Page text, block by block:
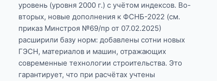
уровень (уровня 2000 г.) с учётом индексов. Во-
вторых, новые дополнения к ФСНБ-2022 (см.
приказ Минстроя №69/пр от 07.02.2025)
расширили базу норм: добавлены сотни новых
ГЭСН, материалов и машин, отражающих
современные технологии строительства. Это
гарантирует, что при расчётах учтены